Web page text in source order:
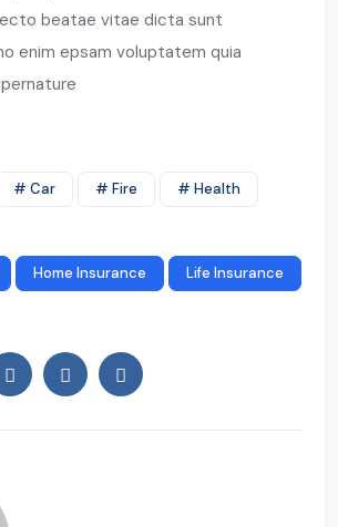
beatae vitae dicta sunt
enim epsam voluptatem quia
# Car # Fire # Health
Home Insurance Life Insurance